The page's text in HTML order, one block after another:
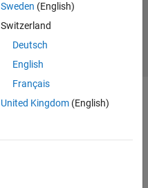
Sweden (English)
Switzerland
Deutsch
English
Français
United Kingdom(English)